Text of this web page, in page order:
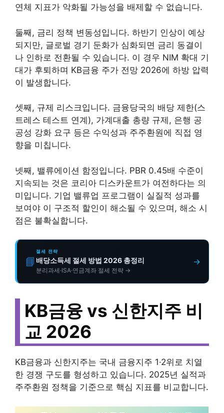
연체 지표가 악화될 가능성을 배제할 수 없습니다.
둘째, 금리 정책 변동성입니다. 하반기 인상이 예상
되지만, 글로벌 경기 둔화가 심화되면 금리 동결이
나 인하로 전환될 수 있습니다. 이 경우 NIM 확대 기
대가 후퇴하며 KB금융 주가 전망 2026에 하방 압력
이 발생합니다.
셋째, 규제 리스크입니다. 금융당국의 배당 제한(스
트레스 테스트 연계), 가계대출 총량 규제, 은행 공
공성 강화 요구 등은 수익성과 주주환원에 직접 영
향을 미칩니다.
넷째, 밸류에이션 함정입니다. PBR 0.45배 수준이
지속되는 것은 코리아 디스카운트가 여전하다는 의
미입니다. 기업 밸류업 프로그램이 실질적 성과를
보여야 이 구조적 할인이 해소될 수 있으며, 해소 시
점은 불확실합니다.
📘
절세 전략
배당소득세 절세 방법 2026 총정리
분리과세·ISA·연금계좌 절세 전략 →
→
KB금융 vs 신한지주 비
교 2026
KB금융과 신한지주는 국내 금융지주 1·2위로 치열
한 경쟁 구도를 형성하고 있습니다. 2025년 실적과
주주환원 정책을 기준으로 핵심 지표를 비교합니다.